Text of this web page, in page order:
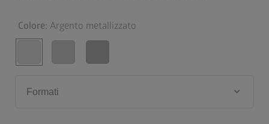
Colore: Argento metallizzato
Formati keyboard_arrow_down